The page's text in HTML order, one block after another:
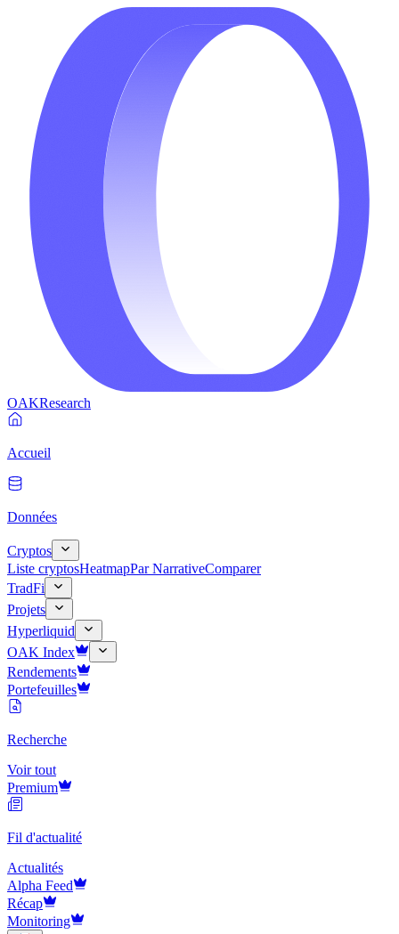
OAKResearch
Accueil
Données
Cryptos
Liste cryptosHeatmapPar NarrativeComparer
TradFi
Projets
Hyperliquid
OAK Index
Rendements
Portefeuilles
Recherche
Voir tout
Premium
Fil d'actualité
Actualités
Alpha Feed
Récap
Monitoring